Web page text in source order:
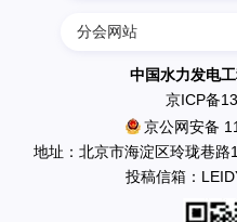
生
住房和
应
中国葛洲坝集团三
南水北调工
中国水
英大传媒投
国电新疆吉林
丰
分会网站
中国水力发电
京ICP备
京公网安备
地址：北京市海淀区玲珑巷
投稿信箱：